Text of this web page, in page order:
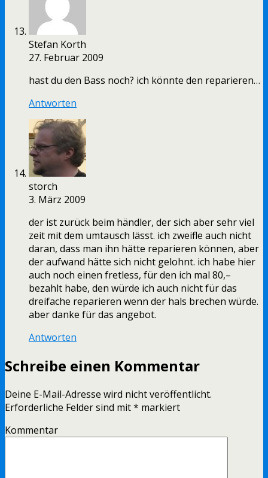
Stefan Korth
27. Februar 2009
hast du den Bass noch? ich könnte den reparieren…
Antworten
storch
3. März 2009
der ist zurück beim händler, der sich aber sehr viel
zeit mit dem umtausch lässt. ich zweifle auch nicht
daran, dass man ihn hätte reparieren können, aber
der aufwand hätte sich nicht gelohnt. ich habe hier
auch noch einen fretless, für den ich mal 80,–
bezahlt habe, den würde ich auch nicht für das
dreifache reparieren wenn der hals brechen würde.
aber danke für das angebot.
Antworten
Schreibe einen Kommentar
Deine E-Mail-Adresse wird nicht veröffentlicht.
Erforderliche Felder sind mit* markiert
Kommentar